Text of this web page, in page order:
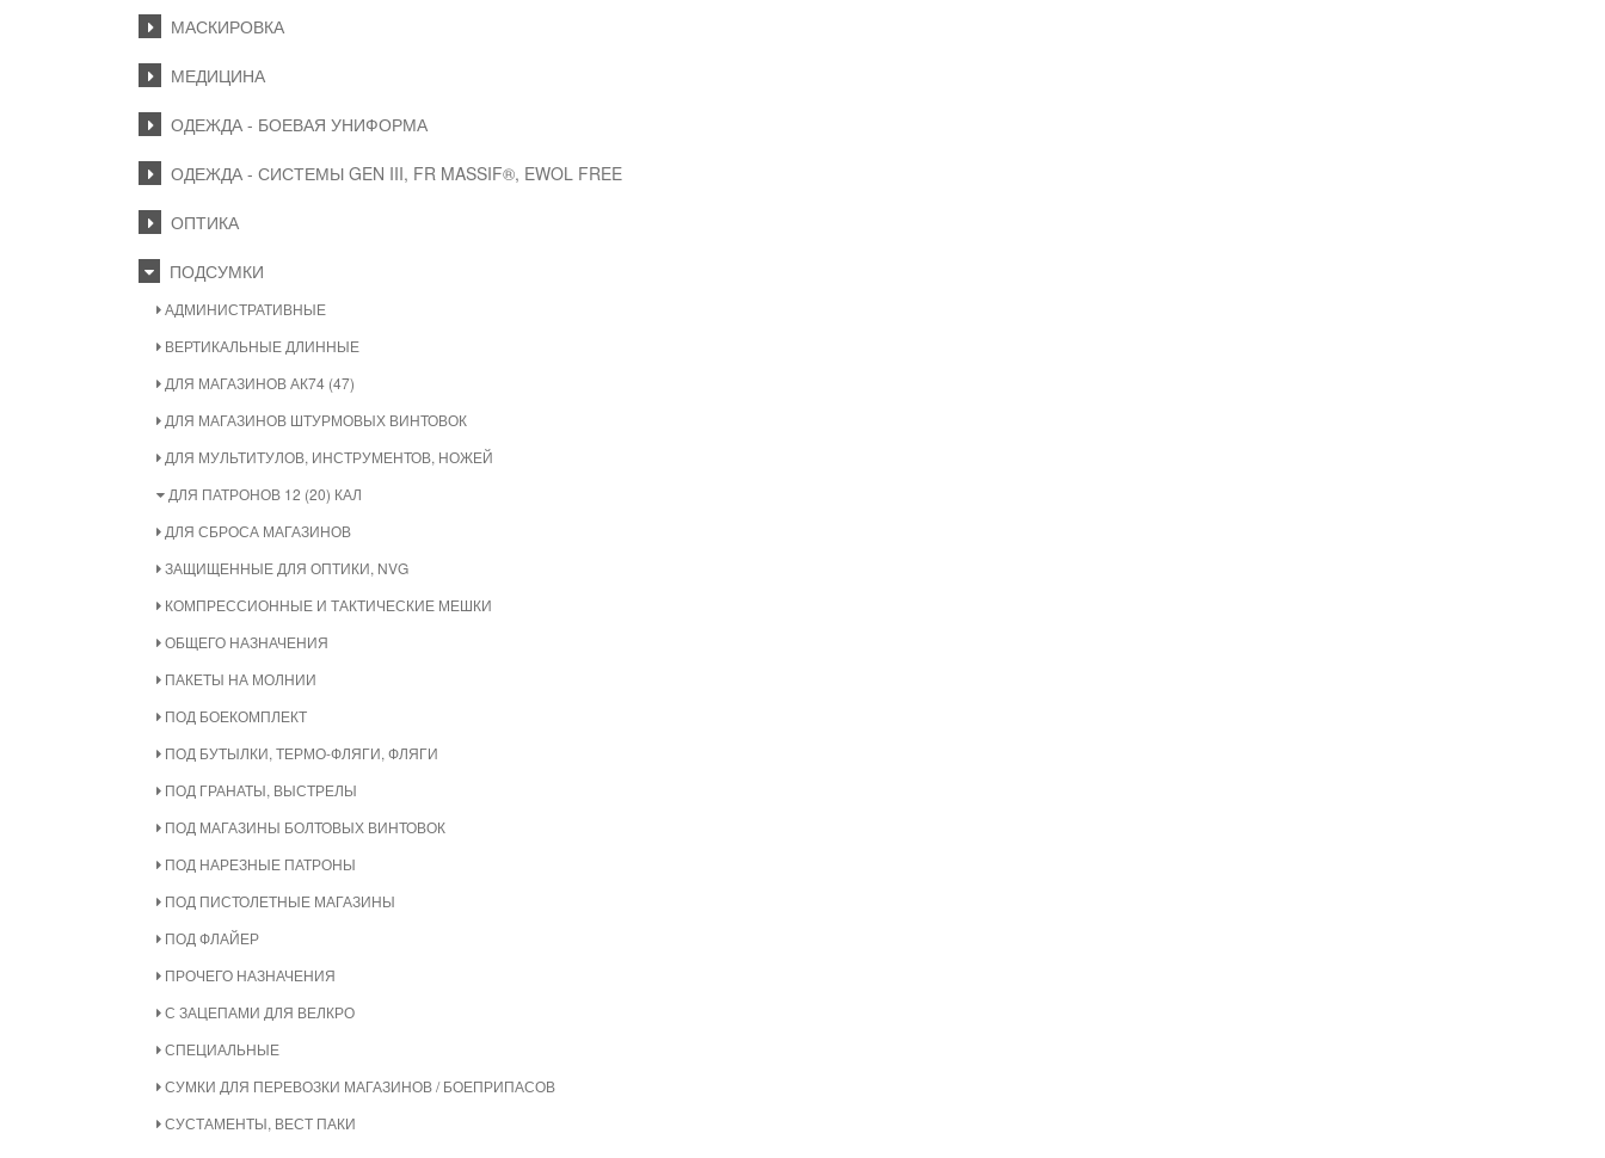
МАСКИРОВКА
МЕДИЦИНА
ОДЕЖДА - БОЕВАЯ УНИФОРМА
ОДЕЖДА - СИСТЕМЫ GEN III, FR MASSIF®, EWOL FREE
ОПТИКА
ПОДСУМКИ
АДМИНИСТРАТИВНЫЕ
ВЕРТИКАЛЬНЫЕ ДЛИННЫЕ
ДЛЯ МАГАЗИНОВ АК74 (47)
ДЛЯ МАГАЗИНОВ ШТУРМОВЫХ ВИНТОВОК
ДЛЯ МУЛЬТИТУЛОВ, ИНСТРУМЕНТОВ, НОЖЕЙ
ДЛЯ ПАТРОНОВ 12 (20) КАЛ
ДЛЯ СБРОСА МАГАЗИНОВ
ЗАЩИЩЕННЫЕ ДЛЯ ОПТИКИ, NVG
КОМПРЕССИОННЫЕ И ТАКТИЧЕСКИЕ МЕШКИ
ОБЩЕГО НАЗНАЧЕНИЯ
ПАКЕТЫ НА МОЛНИИ
ПОД БОЕКОМПЛЕКТ
ПОД БУТЫЛКИ, ТЕРМО-ФЛЯГИ, ФЛЯГИ
ПОД ГРАНАТЫ, ВЫСТРЕЛЫ
ПОД МАГАЗИНЫ БОЛТОВЫХ ВИНТОВОК
ПОД НАРЕЗНЫЕ ПАТРОНЫ
ПОД ПИСТОЛЕТНЫЕ МАГАЗИНЫ
ПОД ФЛАЙЕР
ПРОЧЕГО НАЗНАЧЕНИЯ
С ЗАЦЕПАМИ ДЛЯ ВЕЛКРО
СПЕЦИАЛЬНЫЕ
СУМКИ ДЛЯ ПЕРЕВОЗКИ МАГАЗИНОВ / БОЕПРИПАСОВ
СУСТАМЕНТЫ, ВЕСТ ПАКИ